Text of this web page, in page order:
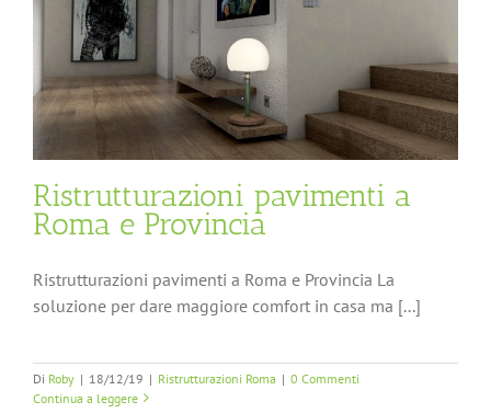
Ristrutturazioni pavimenti a
Roma e Provincia
Ristrutturazioni pavimenti a Roma e Provincia La
soluzione per dare maggiore comfort in casa ma [...]
Di Roby | 18/12/19 | Ristrutturazioni Roma | 0 Commenti
Continua a leggere